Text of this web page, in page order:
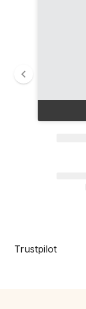
Trustpilot